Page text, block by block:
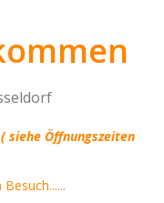
siehe Öffnungszeiten